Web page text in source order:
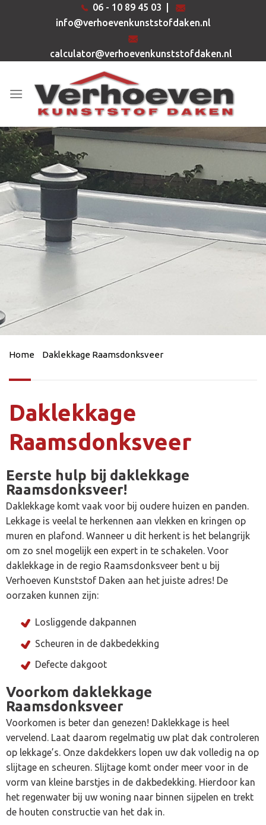
06 - 10 89 45 03
info@verhoevenkunststofdaken.nl
calculator@verhoevenkunststofdaken.nl
Home Daklekkage Raamsdonksveer
Daklekkage
Raamsdonksveer
Eerste hulp bij daklekkage
Raamsdonksveer!
Daklekkage komt vaak voor bij oudere huizen en panden.
Lekkage is veelal te herkennen aan vlekken en kringen op
muren en plafond. Wanneer u dit herkent is het belangrijk
om zo snel mogelijk een expert in te schakelen. Voor
daklekkage in de regio Raamsdonksveer bent u bij
Verhoeven Kunststof Daken aan het juiste adres! De
oorzaken kunnen zijn:
Losliggende dakpannen
Scheuren in de dakbedekking
Defecte dakgoot
Voorkom daklekkage
Raamsdonksveer
Voorkomen is beter dan genezen! Daklekkage is heel
vervelend. Laat daarom regelmatig uw plat dak controleren
op lekkage’s. Onze dakdekkers lopen uw dak volledig na op
slijtage en scheuren. Slijtage komt onder meer voor in de
vorm van kleine barstjes in de dakbedekking. Hierdoor kan
het regenwater bij uw woning naar binnen sijpelen en trekt
de houten constructie van het dak in.